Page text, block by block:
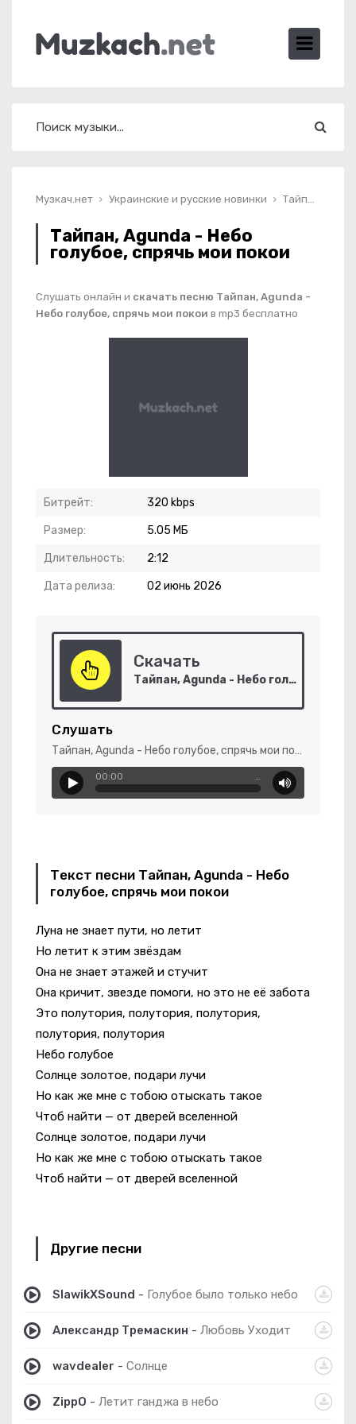
Музкач.нет Украинские и русские новинки Тайпан, Agunda - Небо голубое, спрячь мои покои
Тайпан, Agunda - Небо
голубое, спрячь мои покои
Слушать онлайн и скачать песню Тайпан, Agunda -
Небо голубое, спрячь мои покои в mp3 бесплатно
Битрейт: 320 kbps
Размер: 5.05 МБ
Длительность: 2:12
Дата релиза: 02 июнь 2026
Скачать
Тайпан, Agunda - Небо голубое, спрячь мои покои
Слушать
Тайпан, Agunda - Небо голубое, спрячь мои покои
00:00 …
Текст песни Тайпан, Agunda - Небо
голубое, спрячь мои покои
Луна не знает пути, но летит
Но летит к этим звёздам
Она не знает этажей и стучит
Она кричит, звезде помоги, но это не её забота
Это полутория, полутория, полутория,
полутория, полутория
Небо голубое
Солнце золотое, подари лучи
Но как же мне с тобою отыскать такое
Чтоб найти — от дверей вселенной
Солнце золотое, подари лучи
Но как же мне с тобою отыскать такое
Чтоб найти — от дверей вселенной
Другие песни
SlawikXSound - Голубое было только небо
Александр Тремаскин - Любовь Уходит
wavdealer - Солнце
ZippO - Летит ганджа в небо
Тропиночка
Пересвет